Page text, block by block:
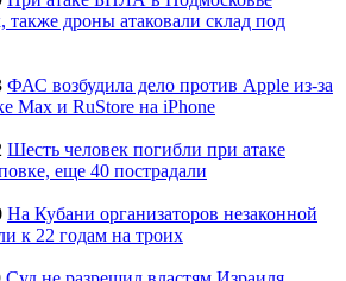
также дроны атаковали склад под
ФАС возбудила дело против Apple из-за
Max и RuStore на iPhone
Шесть человек погибли при атаке
еще 40 пострадали
На Кубани организаторов незаконной
к 22 годам на троих